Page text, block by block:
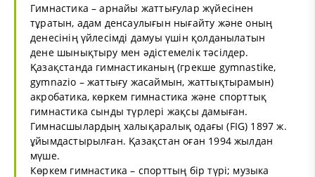
Гимнастика – арнайы жаттығулар жүйесінен
тұратын, адам денсаулығын нығайту және оның
денесінің үйлесімді дамуы үшін қолданылатын
дене шынықтыру мен әдістемелік тәсілдер.
Қазақстанда гимнастиканың (грекше gymnastіke,
gymnazіo – жаттығу жасаймын, жаттықтырамын)
акробатика, көркем гимнастика және спорттық
гимнастика сынды түрлері жақсы дамыған.
Гимнасшылардың халықаралық одағы (FІG) 1897 ж.
ұйымдастырылған. Қазақстан оған 1994 жылдан
мүше.
Көркем гимнастика – спорттың бір түрі; музыка